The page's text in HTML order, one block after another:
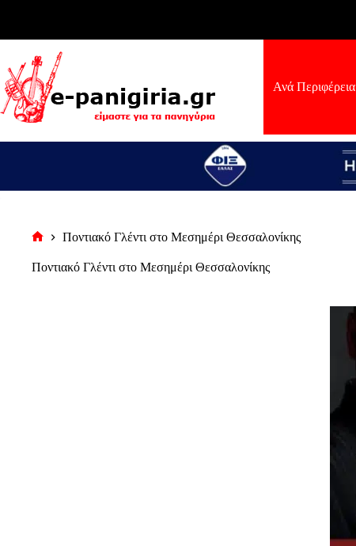
Ανά Περιφέρεια
σελίδα
Ποντιακό Γλέντι στο Μεσημέρι Θεσσαλονίκης
Ποντιακό Γλέντι στο Μεσημέρι Θεσσαλονίκης